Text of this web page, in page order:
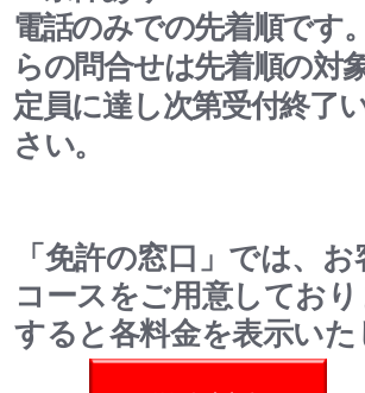
電話のみでの先着順です
らの問合せは先着順の対
定員に達し次第受付終了
さい。
「免許の窓口」では、
コースをご用意してお
すると各料金を表示いた